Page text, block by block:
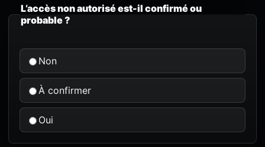
L’accès non autorisé est-il confirmé ou
probable ?
Non
À confirmer
Oui